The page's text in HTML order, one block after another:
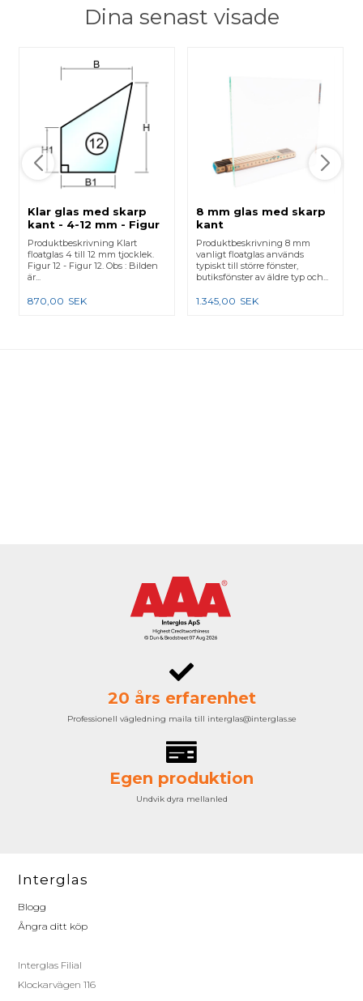
Dina senast visade
Klar glas med skarp
kant - 4-12 mm - Figur
12
Produktbeskrivning Klart
floatglas 4 till 12 mm tjocklek.
Figur 12 - Figur 12. Obs : Bilden
är...
870,00 SEK
8 mm glas med skarp
kant
Produktbeskrivning 8 mm
vanligt floatglas används
typiskt till större fönster,
butiksfönster av äldre typ och...
1.345,00 SEK
20 års erfarenhet
Professionell vägledning maila till interglas@interglas.se
Egen produktion
Undvik dyra mellanled
Interglas
Blogg
Ångra ditt köp
Interglas Filial
Klockarvägen 116